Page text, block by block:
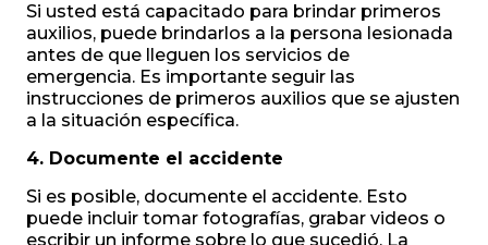
Si usted está capacitado para brindar primeros
auxilios, puede brindarlos a la persona lesionada
antes de que lleguen los servicios de
emergencia. Es importante seguir las
instrucciones de primeros auxilios que se ajusten
a la situación específica.
4. Documente el accidente
Si es posible, documente el accidente. Esto
puede incluir tomar fotografías, grabar videos o
escribir un informe sobre lo que sucedió. La